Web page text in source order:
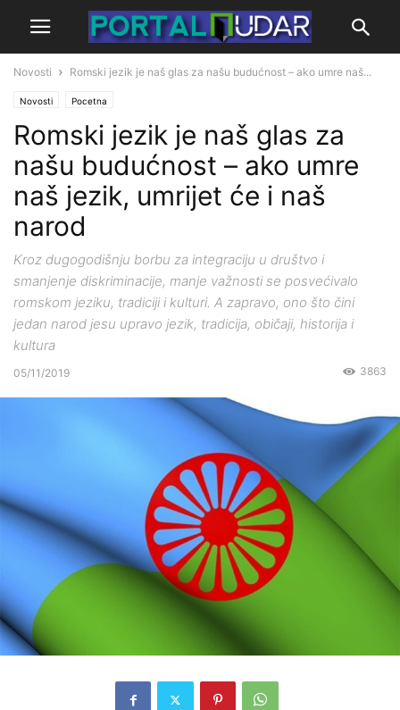
Novosti Romski jezik je naš glas za našu budućnost – ako umre naš...
Novosti Pocetna
Romski jezik je naš glas za
našu budućnost – ako umre
naš jezik, umrijet će i naš
narod
Kroz dugogodišnju borbu za integraciju u društvo i
smanjenje diskriminacije, manje važnosti se posvećivalo
romskom jeziku, tradiciji i kulturi. A zapravo, ono što čini
jedan narod jesu upravo jezik, tradicija, običaji, historija i
kultura
05/11/2019 3863